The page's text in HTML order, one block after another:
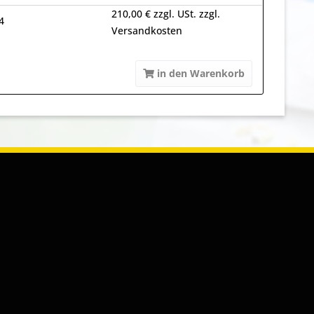
210,00 € zzgl. USt. zzgl.
Versandkosten
in den Warenkorb